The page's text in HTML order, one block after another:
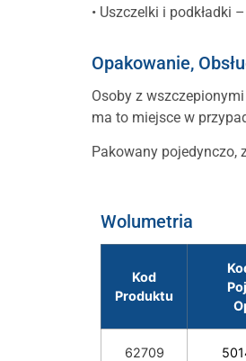
• Uszczelki i podkładki
Opakowanie,
Osoby z
ma to miejsce w
Pakowany pojedynczo,
Wolumetria
Kod
Produktu
62709